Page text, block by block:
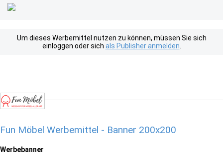
Um dieses Werbemittel nutzen zu können, müssen Sie sich
einloggen oder sich als Publisher anmelden
Fun Möbel Werbemittel - Banner 200x200
Werbebanner